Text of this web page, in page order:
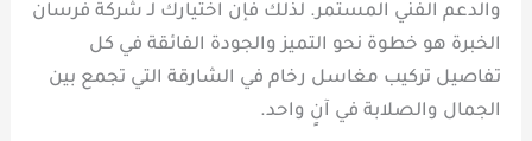
والدعم الفني المستمر. لذلك فإن اختيارك لـ شركة فرسان
الخبرة هو خطوة نحو التميز والجودة الفائقة في كل
تفاصيل تركيب مغاسل رخام في الشارقة التي تجمع بين
الجمال والصلابة في آنٍ واحد.